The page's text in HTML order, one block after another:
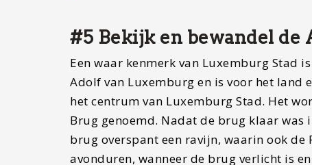
#5 Bekijk en bewandel de
Een waar kenmerk van Luxemburg Stad
Adolf van Luxemburg en is voor het land
het centrum van Luxemburg Stad. Het
Brug genoemd. Nadat de brug klaar was
brug overspant een ravijn, waarin ook
avonduren, wanneer de brug verlicht is